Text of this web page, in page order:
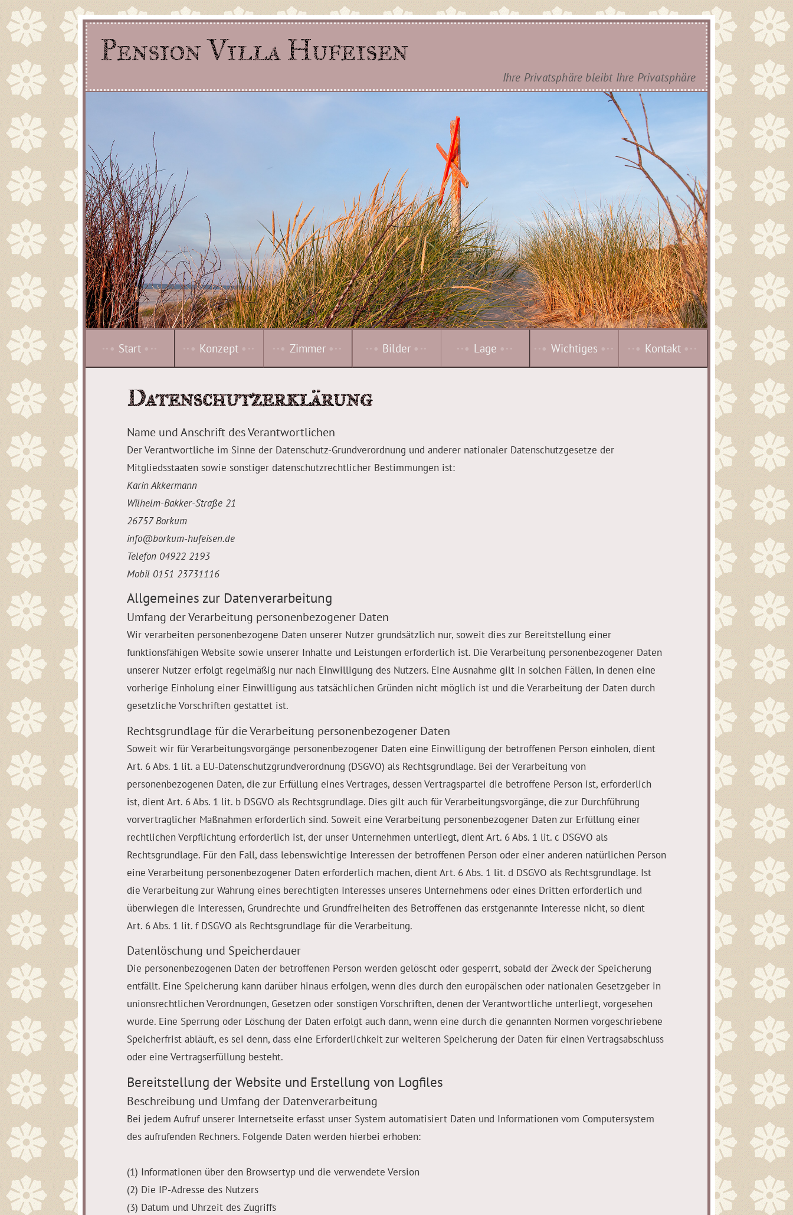
Pension Villa Hufeisen
Ihre Privatsphäre bleibt Ihre Privatsphäre
Start Konzept Zimmer Bilder Lage Wichtiges Kontakt
Datenschutzerklärung
Name und Anschrift des Verantwortlichen
Der Verantwortliche im Sinne der Datenschutz-Grundverordnung und anderer nationaler Datenschutzgesetze der
Mitgliedsstaaten sowie sonstiger datenschutzrechtlicher Bestimmungen ist:
Karin Akkermann
Wilhelm-Bakker-Straße 21
26757 Borkum
info@borkum-hufeisen.de
Telefon 04922 2193
Mobil 0151 23731116
Allgemeines zur Datenverarbeitung
Umfang der Verarbeitung personenbezogener Daten
Wir verarbeiten personenbezogene Daten unserer Nutzer grundsätzlich nur, soweit dies zur Bereitstellung einer
funktionsfähigen Website sowie unserer Inhalte und Leistungen erforderlich ist. Die Verarbeitung personenbezogener Daten
unserer Nutzer erfolgt regelmäßig nur nach Einwilligung des Nutzers. Eine Ausnahme gilt in solchen Fällen, in denen eine
vorherige Einholung einer Einwilligung aus tatsächlichen Gründen nicht möglich ist und die Verarbeitung der Daten durch
gesetzliche Vorschriften gestattet ist.
Rechtsgrundlage für die Verarbeitung personenbezogener Daten
Soweit wir für Verarbeitungsvorgänge personenbezogener Daten eine Einwilligung der betroffenen Person einholen, dient
Art. 6 Abs. 1 lit. a EU-Datenschutzgrundverordnung (DSGVO) als Rechtsgrundlage. Bei der Verarbeitung von
personenbezogenen Daten, die zur Erfüllung eines Vertrages, dessen Vertragspartei die betroffene Person ist, erforderlich
ist, dient Art. 6 Abs. 1 lit. b DSGVO als Rechtsgrundlage. Dies gilt auch für Verarbeitungsvorgänge, die zur Durchführung
vorvertraglicher Maßnahmen erforderlich sind. Soweit eine Verarbeitung personenbezogener Daten zur Erfüllung einer
rechtlichen Verpflichtung erforderlich ist, der unser Unternehmen unterliegt, dient Art. 6 Abs. 1 lit. c DSGVO als
Rechtsgrundlage. Für den Fall, dass lebenswichtige Interessen der betroffenen Person oder einer anderen natürlichen Person
eine Verarbeitung personenbezogener Daten erforderlich machen, dient Art. 6 Abs. 1 lit. d DSGVO als Rechtsgrundlage. Ist
die Verarbeitung zur Wahrung eines berechtigten Interesses unseres Unternehmens oder eines Dritten erforderlich und
überwiegen die Interessen, Grundrechte und Grundfreiheiten des Betroffenen das erstgenannte Interesse nicht, so dient
Art. 6 Abs. 1 lit. f DSGVO als Rechtsgrundlage für die Verarbeitung.
Datenlöschung und Speicherdauer
Die personenbezogenen Daten der betroffenen Person werden gelöscht oder gesperrt, sobald der Zweck der Speicherung
entfällt. Eine Speicherung kann darüber hinaus erfolgen, wenn dies durch den europäischen oder nationalen Gesetzgeber in
unionsrechtlichen Verordnungen, Gesetzen oder sonstigen Vorschriften, denen der Verantwortliche unterliegt, vorgesehen
wurde. Eine Sperrung oder Löschung der Daten erfolgt auch dann, wenn eine durch die genannten Normen vorgeschriebene
Speicherfrist abläuft, es sei denn, dass eine Erforderlichkeit zur weiteren Speicherung der Daten für einen Vertragsabschluss
oder eine Vertragserfüllung besteht.
Bereitstellung der Website und Erstellung von Logfiles
Beschreibung und Umfang der Datenverarbeitung
Bei jedem Aufruf unserer Internetseite erfasst unser System automatisiert Daten und Informationen vom Computersystem
des aufrufenden Rechners. Folgende Daten werden hierbei erhoben:
(1) Informationen über den Browsertyp und die verwendete Version
(2) Die IP-Adresse des Nutzers
(3) Datum und Uhrzeit des Zugriffs